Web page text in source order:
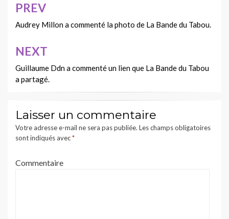
Navigation
de
l’article
PREV
Audrey Millon a commenté la photo de La Bande du Tabou.
NEXT
Guillaume Ddn a commenté un lien que La Bande du Tabou
a partagé.
Laisser un commentaire
Votre adresse e-mail ne sera pas publiée. Les champs obligatoires
sont indiqués avec*
Commentaire